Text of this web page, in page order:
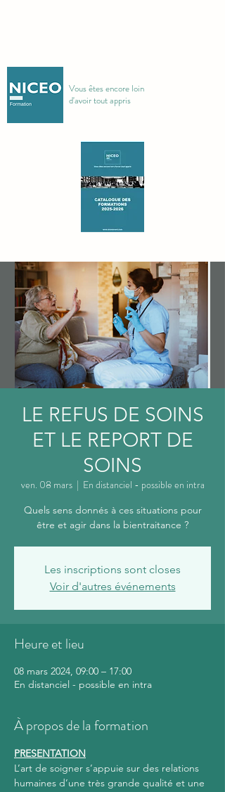
Vous êtes encore loin
d'avoir tout appris
LE REFUS DE SOINS
ET LE REPORT DE
SOINS
ven. 08 mars
  |
En distanciel - possible en intra
Quels sens donnés à ces situations pour
être et agir dans la bientraitance ?
Les inscriptions sont closes
Voir d'autres événements
Heure et lieu
08 mars 2024, 09:00 – 17:00
En distanciel - possible en intra
À propos de la formation
PRESENTATION
L’art de soigner s’appuie sur des relations
humaines d’une très grande qualité et une